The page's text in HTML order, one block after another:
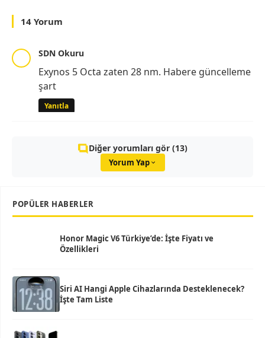
14 Yorum
SDN Okuru
Exynos 5 Octa zaten 28 nm. Habere güncelleme
şart
Yanıtla
Diğer yorumları gör (13)
Yorum Yap
POPÜLER HABERLER
Honor Magic V6 Türkiye’de: İşte Fiyatı ve
Özellikleri
Siri AI Hangi Apple Cihazlarında Desteklenecek?
İşte Tam Liste